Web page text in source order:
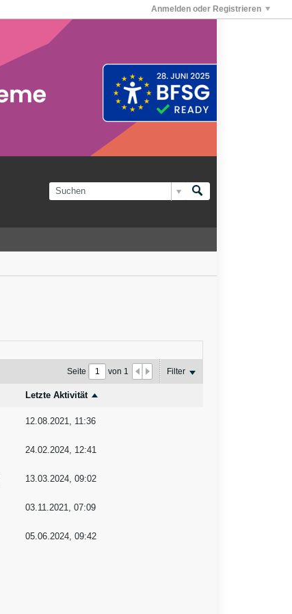
Anmelden oder Registrieren
Seite von 1 Filter
Letzte Aktivität
12.08.2021, 11:36
24.02.2024, 12:41
13.03.2024, 09:02
03.11.2021, 07:09
05.06.2024, 09:42